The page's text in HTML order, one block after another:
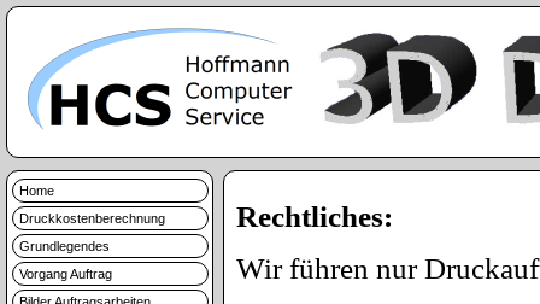
Home
Druckkostenberechnung
Grundlegendes
Vorgang Auftrag
Rechtliches:
Wir führen nur